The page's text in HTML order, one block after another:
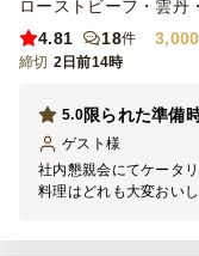
ローストビーフ・雲丹
4.81
18件 3,000
締切 2日前14時
5.0
ゲスト 様
社内懇親会にてケータ
料理はどれも大変おい